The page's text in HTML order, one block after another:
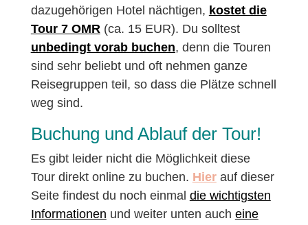
dazugehörigen Hotel nächtigen, kostet die
Tour 7 OMR(ca. 15 EUR). Du solltest
unbedingt vorab buchen, denn die Touren
sind sehr beliebt und oft nehmen ganze
Reisegruppen teil, so dass die Plätze schnell
weg sind.
Buchung und Ablauf der Tour!
Es gibt leider nicht die Möglichkeit diese
Tour direkt online zu buchen. Hierauf dieser
Seite findest du noch einmal die wichtigsten
Informationen und weiter unten auch eine